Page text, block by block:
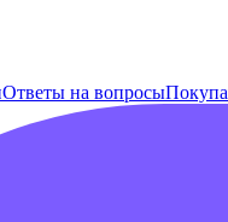
Ответы на вопросы